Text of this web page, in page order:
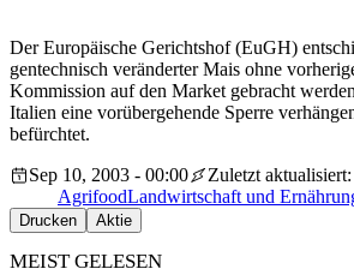
Der Europäische Gerichtshof (EuGH)
gentechnisch veränderter Mais ohne
Kommission auf den Market gebracht
Italien eine vorübergehende Sperre
befürchtet.
Sep 10, 2003 - 00:00
Zuletzt
AgrifoodLandwirtschaft und
Drucken Aktie
MEIST GELESEN